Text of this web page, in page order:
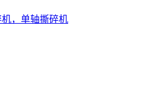
，单轴撕碎机